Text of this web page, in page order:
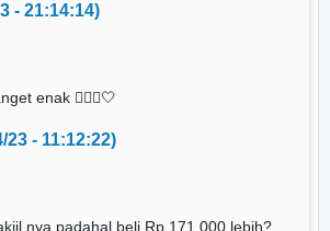
- 21:14:14)
enak 🧚🏻‍♂️🤍
23 - 11:12:22)
nya padahal beli Rp.171.000 lebih?